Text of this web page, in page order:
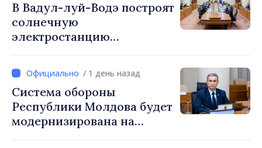
В Вадул-луй-Водэ построят
солнечную
электростанцию
системой накопления на 60
МВт·ч
/ 1 день назад
Система обороны
Республики Молдова будет
модернизирована на